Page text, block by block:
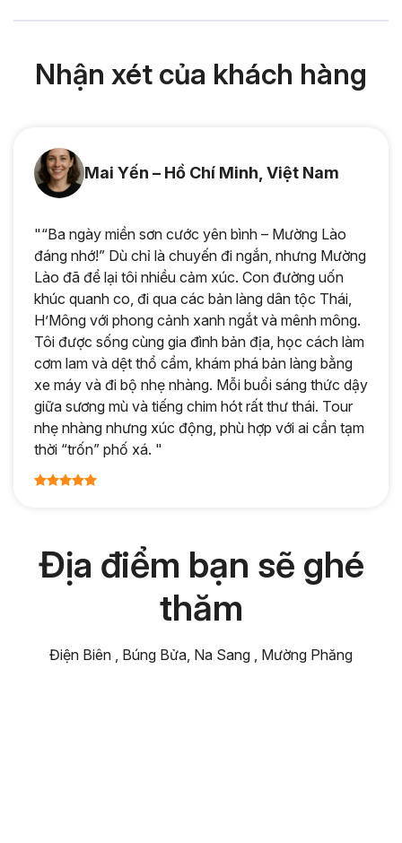
Nhận xét của khách hàng
Mai Yến – Hồ Chí Minh, Việt Nam
"“Ba ngày miền sơn cước yên bình – Mường Lào
đáng nhớ!” Dù chỉ là chuyến đi ngắn, nhưng Mường
Lào đã để lại tôi nhiều cảm xúc. Con đường uốn
khúc quanh co, đi qua các bản làng dân tộc Thái,
H’Mông với phong cảnh xanh ngắt và mênh mông.
Tôi được sống cùng gia đình bản địa, học cách làm
cơm lam và dệt thổ cẩm, khám phá bản làng bằng
xe máy và đi bộ nhẹ nhàng. Mỗi buổi sáng thức dậy
giữa sương mù và tiếng chim hót rất thư thái. Tour
nhẹ nhàng nhưng xúc động, phù hợp với ai cần tạm
thời “trốn” phố xá. "
Địa điểm bạn sẽ ghé
thăm
Điện Biên , Búng Bửa, Na Sang , Mường Phăng